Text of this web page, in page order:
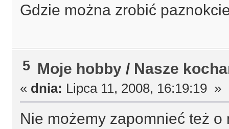
Gdzie można zrobić
5 Moje hobby / Nasze
« dnia: Lipca 11, 2008, 16:19:19 »
Nie możemy zapomnieć też